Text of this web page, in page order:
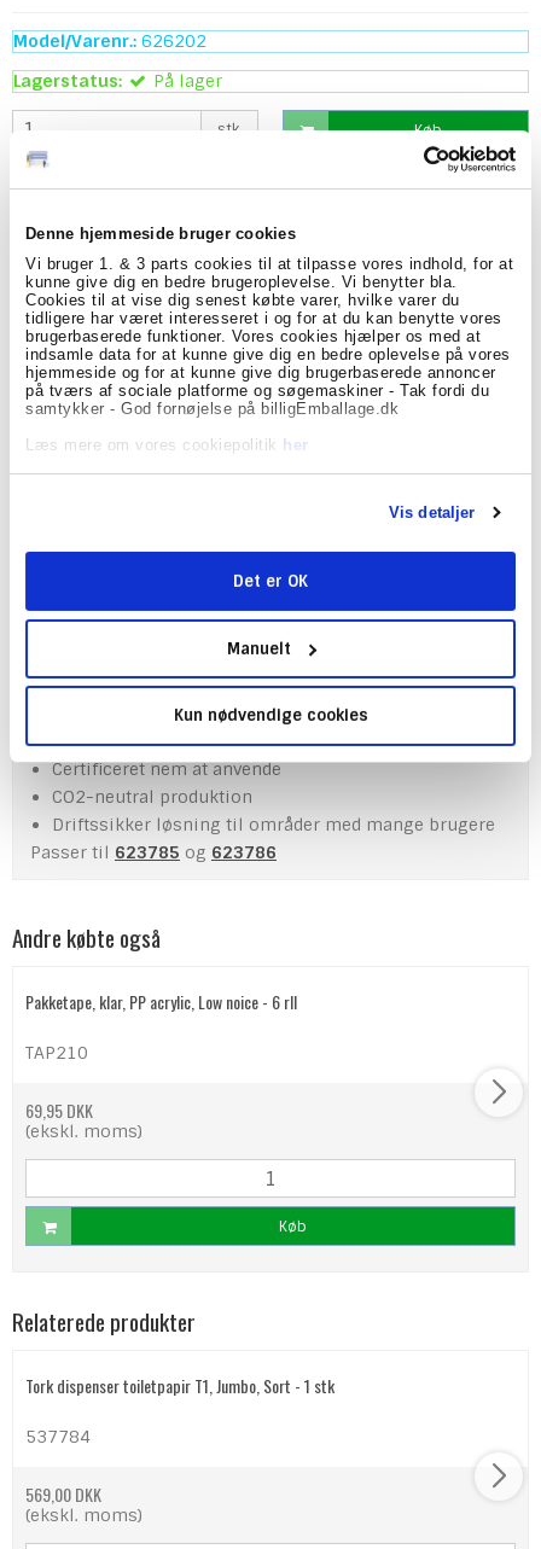
Denne hjemmeside bruger cookies
Vi bruger 1. & 3 parts cookies til at tilpasse vores indhold, for at
kunne give dig en bedre brugeroplevelse. Vi benytter bla.
Cookies til at vise dig senest købte varer, hvilke varer du
tidligere har været interesseret i og for at du kan benytte vores
brugerbaserede funktioner. Vores cookies hjælper os med at
indsamle data for at kunne give dig en bedre oplevelse på vores
hjemmeside og for at kunne give dig brugerbaserede annoncer
på tværs af sociale platforme og søgemaskiner - Tak fordi du
samtykker - God fornøjelse på billigEmballage.dk
Læs mere om vores cookiepolitik
her
Vis detaljer
Det er OK
Manuelt
Kun nødvendige cookies
Model/Varenr.: 626202
Lagerstatus:
På lager
stk. Køb
Tork 558060 OptiServe® toiletpapirdispenser i hvid er en
smart og pladsbesparende løsning til toiletområder med
mange daglige brugere. Dispenseren er designet til 2
ruller og anvender Tork OptiServe® toiletpapir uden
hylse, hvilket giver høj kapacitet og færre
genopfyldninger i travle miljøer som kontorer,
indkøbscentre, restauranter og offentlige faciliteter.
Det kompakte design sparer plads på toilettet og
toiletpapir. Det lukkede dispensersystem beskytter
rullerne mod smuds og bidrager til en mere hygiejnisk
Pladsbesparende og kompakt design
Passer til Tork OptiServe® toiletpapir uden hylse
Færre genopfyldninger og nem vedligeholdelse
Hygiejnisk lukket dispenser beskytter rullerne mod
smuds
Ideel til kontorer, indkøbscentre og offentlige
faciliteter
Certificeret nem at anvende
CO2-neutral produktion
Driftssikker løsning til områder med mange brugere
Passer til 623785 og 623786
Andre købte også
Pakketape, klar, PP acrylic, Low noice - 6 rll
TAP210
69,95 DKK
(ekskl. moms)
Køb
Relaterede produkter
Tork dispenser toiletpapir T1, Jumbo, Sort - 1 stk
537784
569,00 DKK
(ekskl. moms)